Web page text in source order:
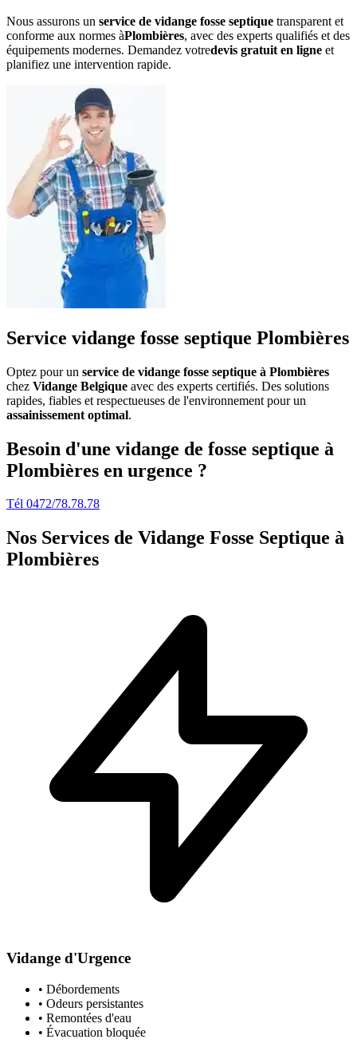
Nous assurons un service de vidange fosse septique transparent et
conforme aux normes àPlombières, avec des experts qualifiés et des
équipements modernes. Demandez votredevis gratuit en ligne et
planifiez une intervention rapide.
Service vidange fosse septique Plombières
Optez pour un service de vidange fosse septique à Plombières
chez Vidange Belgique avec des experts certifiés. Des solutions
rapides, fiables et respectueuses de l'environnement pour un
assainissement optimal.
Besoin d'une vidange de fosse septique à
Plombières en urgence ?
Tél 0472/78.78.78
Nos Services de Vidange Fosse Septique à
Plombières
Vidange d'Urgence
• Débordements
• Odeurs persistantes
• Remontées d'eau
• Évacuation bloquée